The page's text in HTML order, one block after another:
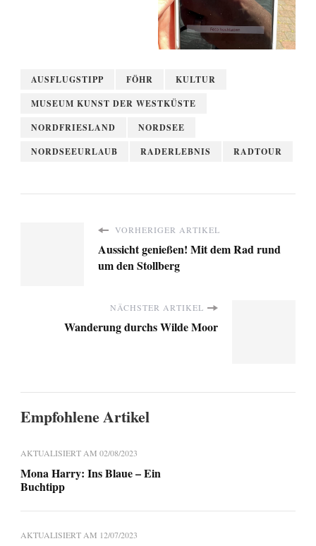
AUSFLUGSTIPP FÖHR
KULTUR
MUSEUM KUNST DER WESTKÜSTE
NORDFRIESLAND
NORDSEE
NORDSEEURLAUB
RADERLEBNIS RADTOUR
VORHERIGER ARTIKEL
Aussicht genießen! Mit dem Rad rund
um den Stollberg
NÄCHSTER ARTIKEL
Wanderung durchs Wilde Moor
Empfohlene Artikel
AKTUALISIERT AM 02/08/2023
Mona Harry: Ins Blaue – Ein
Buchtipp
AKTUALISIERT AM 12/07/2023